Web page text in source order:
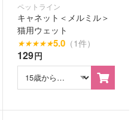
ペットライン
キャネット＜メルミル＞
猫用ウェット
★★★★★5.0（1件）
129円